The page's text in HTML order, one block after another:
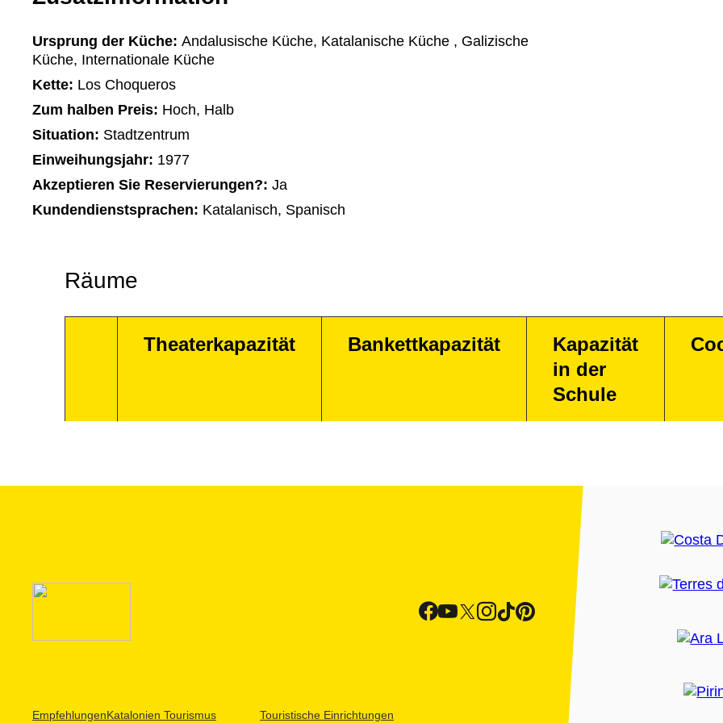
Ursprung der Küche: Andalusische Küche, Katalanische Küche , Galizische
Küche, Internationale Küche
Kette: Los Choqueros
Zum halben Preis: Hoch, Halb
Situation: Stadtzentrum
Einweihungsjahr: 1977
Akzeptieren Sie Reservierungen?: Ja
Kundendienstsprachen: Katalanisch, Spanisch
Räume
Theaterkapazität Bankettkapazität
Kapazität
in der
Schule
EmpfehlungenKatalonien Tourismus Touristische Einrichtungen